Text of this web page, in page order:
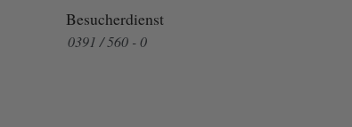
Besucherdienst
0391 / 560 - 0